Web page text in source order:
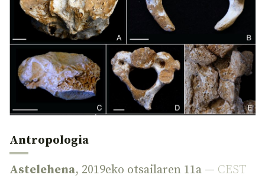
Antropologia
Astelehena, 2019eko otsailaren 11a — CEST